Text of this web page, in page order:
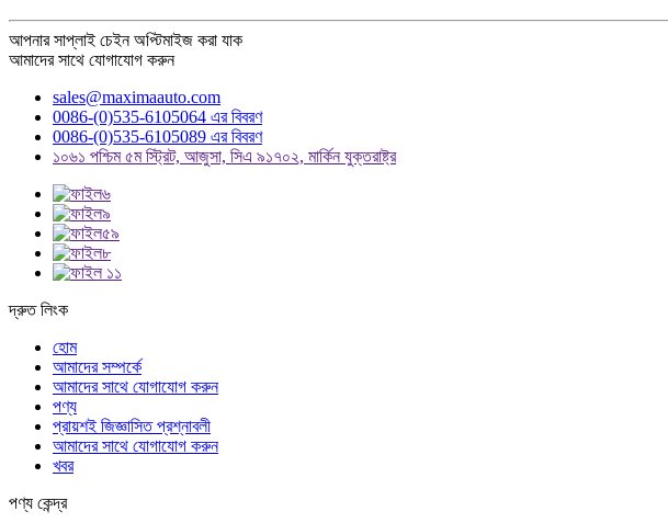
আপনার সাপ্লাই চেইন অপ্টিমাইজ করা যাক
আমাদের সাথে যোগাযোগ করুন
sales@maximaauto.com
0086-(0)535-6105064 এর বিবরণ
0086-(0)535-6105089 এর বিবরণ
১০৬১ পশ্চিম ৫ম স্ট্রিট, আজুসা, সিএ ৯১৭০২, মার্কিন যুক্তরাষ্ট্র
দ্রুত লিংক
হোম
আমাদের সম্পর্কে
আমাদের সাথে যোগাযোগ করুন
পণ্য
প্রায়শই জিজ্ঞাসিত প্রশ্নাবলী
আমাদের সাথে যোগাযোগ করুন
খবর
পণ্য কেন্দ্র